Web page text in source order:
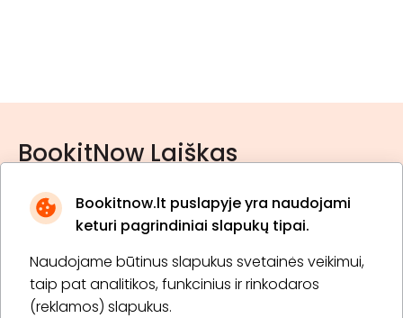
Bookitnow.lt puslapyje yra naudojami
keturi pagrindiniai slapukų tipai.
Naudojame būtinus slapukus svetainės veikimui,
taip pat analitikos, funkcinius ir rinkodaros
(reklamos) slapukus.
BookitNow Laiškas
* Susipažinau su privatumo politika